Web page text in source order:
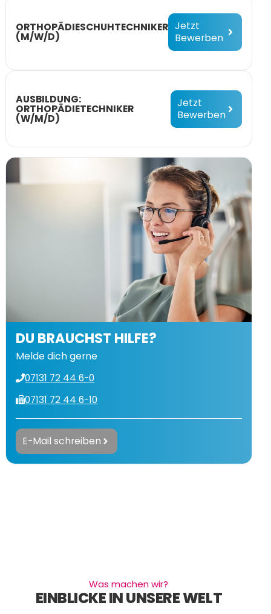
ORTHOPÄDIESCHUHTECHNIKER
(M/W/D)
Jetzt
Bewerben
AUSBILDUNG:
ORTHOPÄDIETECHNIKER
(W/M/D)
Jetzt
Bewerben
DU BRAUCHST HILFE?
Melde dich gerne
07131 72 44 6-0
07131 72 44 6-10
E-Mail schreiben
Was machen wir?
EINBLICKE IN UNSERE WELT